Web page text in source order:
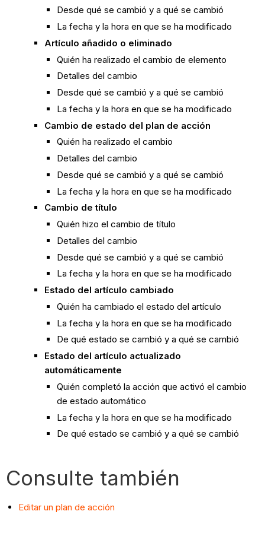
Desde qué se cambió y a qué se cambió
La fecha y la hora en que se ha modificado
Artículo añadido o eliminado
Quién ha realizado el cambio de elemento
Detalles del cambio
Desde qué se cambió y a qué se cambió
La fecha y la hora en que se ha modificado
Cambio de estado del plan de acción
Quién ha realizado el cambio
Detalles del cambio
Desde qué se cambió y a qué se cambió
La fecha y la hora en que se ha modificado
Cambio de título
Quién hizo el cambio de título
Detalles del cambio
Desde qué se cambió y a qué se cambió
La fecha y la hora en que se ha modificado
Estado del artículo cambiado
Quién ha cambiado el estado del artículo
La fecha y la hora en que se ha modificado
De qué estado se cambió y a qué se cambió
Estado del artículo actualizado
automáticamente
Quién completó la acción que activó el cambio
de estado automático
La fecha y la hora en que se ha modificado
De qué estado se cambió y a qué se cambió
Consulte también
Editar un plan de acción